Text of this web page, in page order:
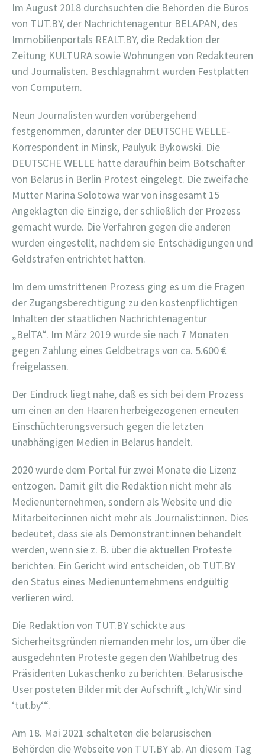
Im August 2018 durchsuchten die Behörden die Büros
von TUT.BY, der Nachrichtenagentur BELAPAN, des
Immobilienportals REALT.BY, die Redaktion der
Zeitung KULTURA sowie Wohnungen von Redakteuren
und Journalisten. Beschlagnahmt wurden Festplatten
von Computern.
Neun Journalisten wurden vorübergehend
festgenommen, darunter der DEUTSCHE WELLE-
Korrespondent in Minsk, Paulyuk Bykowski. Die
DEUTSCHE WELLE hatte daraufhin beim Botschafter
von Belarus in Berlin Protest eingelegt. Die zweifache
Mutter Marina Solotowa war von insgesamt 15
Angeklagten die Einzige, der schließlich der Prozess
gemacht wurde. Die Verfahren gegen die anderen
wurden eingestellt, nachdem sie Entschädigungen und
Geldstrafen entrichtet hatten.
Im dem umstrittenen Prozess ging es um die Fragen
der Zugangsberechtigung zu den kostenpflichtigen
Inhalten der staatlichen Nachrichtenagentur
„BelTA“. Im März 2019 wurde sie nach 7 Monaten
gegen Zahlung eines Geldbetrags von ca. 5.600 €
freigelassen.
Der Eindruck liegt nahe, daß es sich bei dem Prozess
um einen an den Haaren herbeigezogenen erneuten
Einschüchterungsversuch gegen die letzten
unabhängigen Medien in Belarus handelt.
2020 wurde dem Portal für zwei Monate die Lizenz
entzogen. Damit gilt die Redaktion nicht mehr als
Medienunternehmen, sondern als Website und die
Mitarbeiter:innen nicht mehr als Journalist:innen. Dies
bedeutet, dass sie als Demonstrant:innen behandelt
werden, wenn sie z. B. über die aktuellen Proteste
berichten. Ein Gericht wird entscheiden, ob TUT.BY
den Status eines Medienunternehmens endgültig
verlieren wird.
Die Redaktion von TUT.BY schickte aus
Sicherheitsgründen niemanden mehr los, um über die
ausgedehnten Proteste gegen den Wahlbetrug des
Präsidenten Lukaschenko zu berichten. Belarusische
User posteten Bilder mit der Aufschrift „Ich/Wir sind
‘tut.by‘“.
Am 18. Mai 2021 schalteten die belarusischen
Behörden die Webseite von TUT.BY ab. An diesem Tag